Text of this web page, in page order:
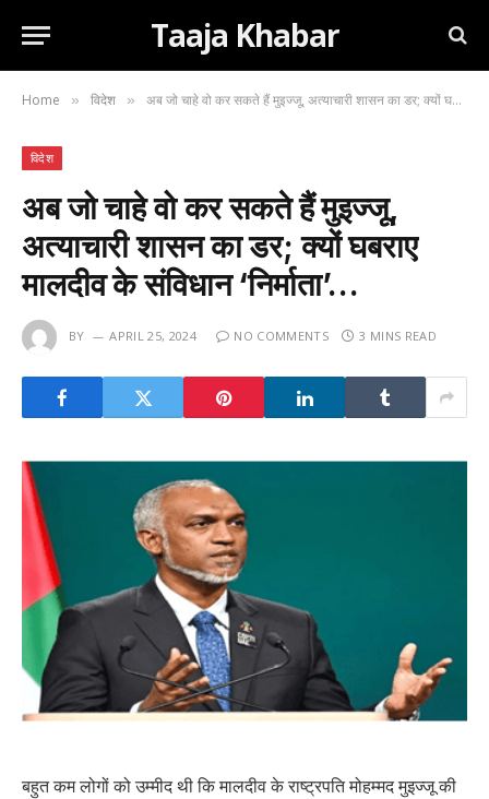
Taaja Khabar
Home » विदेश » अब जो चाहे वो कर सकते हैं मुइज्जू, अत्याचारी शासन का डर; क्यों घबराए मालदीव के संविधान ‘निर्माता’…
विदेश
अब जो चाहे वो कर सकते हैं मुइज्जू,
अत्याचारी शासन का डर; क्यों घबराए
मालदीव के संविधान ‘निर्माता’…
BY APRIL 25, 2024 NO COMMENTS 3 MINS READ
बहुत कम लोगों को उम्मीद थी कि मालदीव के राष्ट्रपति मोहम्मद मुइज्जू की